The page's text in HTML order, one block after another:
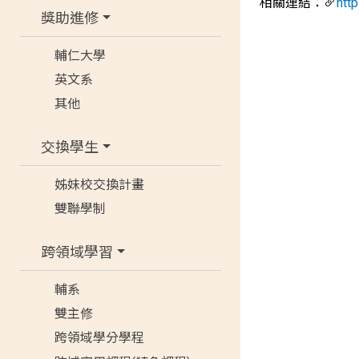
獎助進修
輔仁大學
英文系
其他
交換學生
姊妹校交換計畫
雙聯學制
跨領域學習
輔系
雙主修
跨領域學分學程